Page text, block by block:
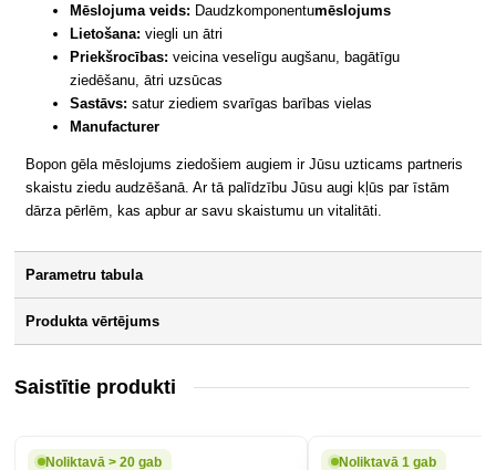
Mēslojuma veids: Daudzkomponentumēslojums
Lietošana: viegli un ātri
Priekšrocības: veicina veselīgu augšanu, bagātīgu
ziedēšanu, ātri uzsūcas
Sastāvs: satur ziediem svarīgas barības vielas
Manufacturer
Bopon gēla mēslojums ziedošiem augiem ir Jūsu uzticams partneris
skaistu ziedu audzēšanā. Ar tā palīdzību Jūsu augi kļūs par īstām
dārza pērlēm, kas apbur ar savu skaistumu un vitalitāti.
Parametru tabula
Produkta vērtējums
Saistītie produkti
Noliktavā > 20 gab
Noliktavā 1 gab